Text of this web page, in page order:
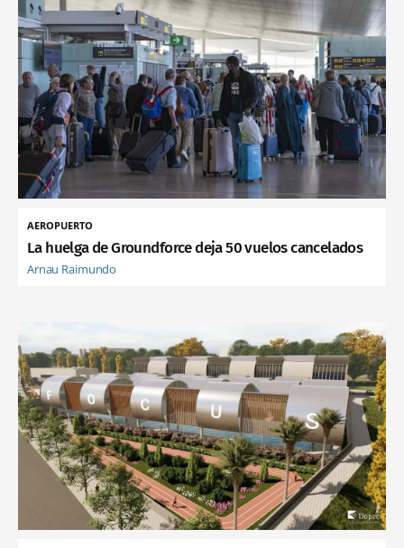
AEROPUERTO
La huelga de Groundforce deja 50 vuelos cancelados
Arnau Raimundo